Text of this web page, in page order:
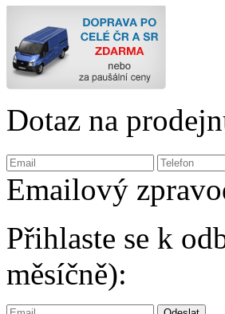
Dotaz na
Emailový
Přihlaste se k
měsíčně):